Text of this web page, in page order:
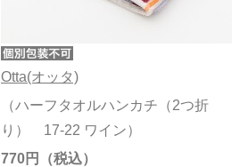
Otta(オッタ)
（ハーフタオルハンカチ（2つ折
り） 17-22 ワイン）
770円